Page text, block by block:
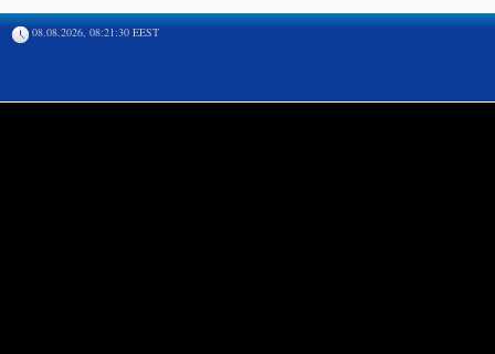
08.08.2026, 08:21:30 EEST